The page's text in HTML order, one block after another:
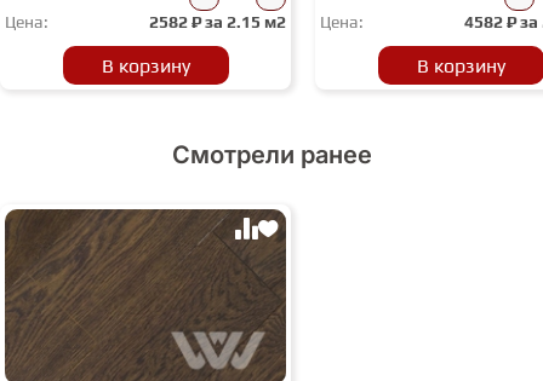
Цена: 2582₽ за 2.15 м2
В корзину
Цена: 4582₽ за
В корзину
Смотрели ранее